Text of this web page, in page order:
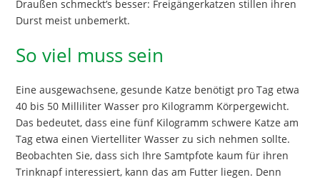
Draußen schmeckt’s besser: Freigängerkatzen stillen ihren
Durst meist unbemerkt.
So viel muss sein
Eine ausgewachsene, gesunde Katze benötigt pro Tag etwa
40 bis 50 Milliliter Wasser pro Kilogramm Körpergewicht.
Das bedeutet, dass eine fünf Kilogramm schwere Katze am
Tag etwa einen Viertelliter Wasser zu sich nehmen sollte.
Beobachten Sie, dass sich Ihre Samtpfote kaum für ihren
Trinknapf interessiert, kann das am Futter liegen. Denn